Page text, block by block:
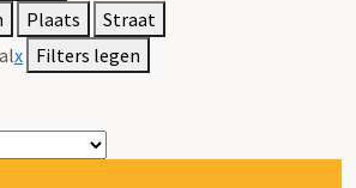
Plaats
Straat
x Filters legen